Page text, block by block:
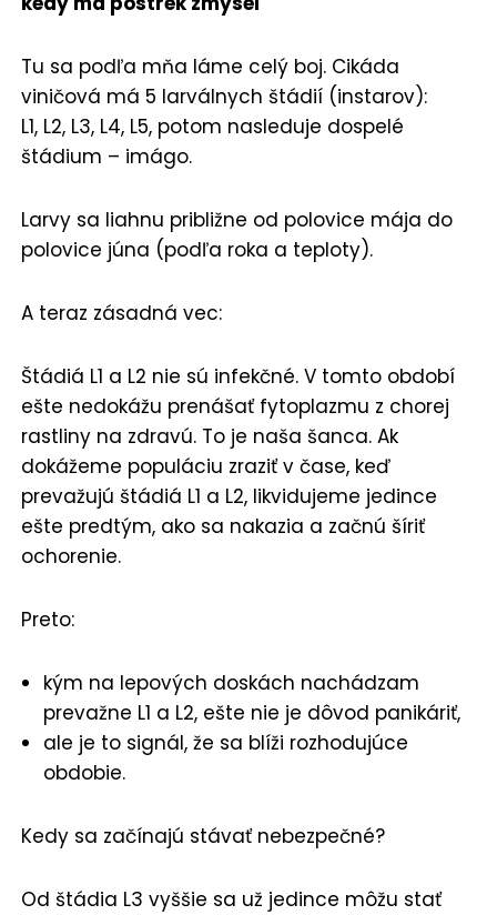
Tu sa podľa mňa láme celý boj. Cikáda
viničová má 5 larválnych štádií (instarov):
L1, L2, L3, L4, L5, potom nasleduje dospelé
štádium – imágo.
Larvy sa liahnu približne od polovice mája do
polovice júna (podľa roka a teploty).
A teraz zásadná vec:
Štádiá L1 a L2 nie sú infekčné. V tomto období
ešte nedokážu prenášať fytoplazmu z chorej
rastliny na zdravú. To je naša šanca. Ak
dokážeme populáciu zraziť v čase, keď
prevažujú štádiá L1 a L2, likvidujeme jedince
ešte predtým, ako sa nakazia a začnú šíriť
ochorenie.
Preto:
kým na lepových doskách nachádzam
prevažne L1 a L2, ešte nie je dôvod panikáriť,
ale je to signál, že sa blíži rozhodujúce
obdobie.
Kedy sa začínajú stávať nebezpečné?
Od štádia L3 vyššie sa už jedince môžu stať